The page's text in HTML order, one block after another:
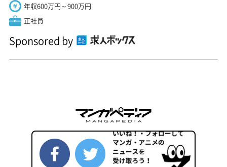
年収600万円～900万円
正社員
Sponsored by